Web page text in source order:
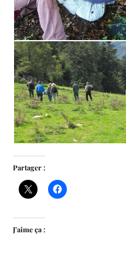
Partager :
J’aime ça :